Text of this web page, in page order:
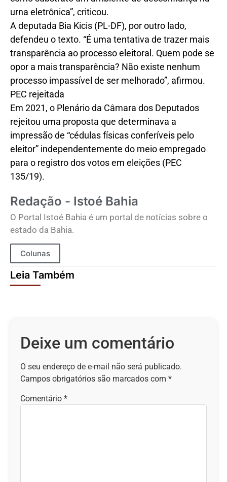
urna eletrônica”, criticou.
A deputada Bia Kicis (PL-DF), por outro lado,
defendeu o texto. “É uma tentativa de trazer mais
transparência ao processo eleitoral. Quem pode se
opor a mais transparência? Não existe nenhum
processo impassível de ser melhorado”, afirmou.
PEC rejeitada
Em 2021, o Plenário da Câmara dos Deputados
rejeitou uma proposta que determinava a
impressão de “cédulas físicas conferíveis pelo
eleitor” independentemente do meio empregado
para o registro dos votos em eleições (PEC
135/19).
Redação - Istoé Bahia
O Portal Istoé Bahia é um portal de notícias sobre o
estado da Bahia.
Colunas
Leia Também
Deixe um comentário
O seu endereço de e-mail não será publicado.
Campos obrigatórios são marcados com *
Comentário *